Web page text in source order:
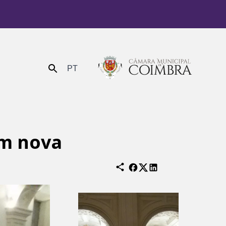
Enviar PT
nova